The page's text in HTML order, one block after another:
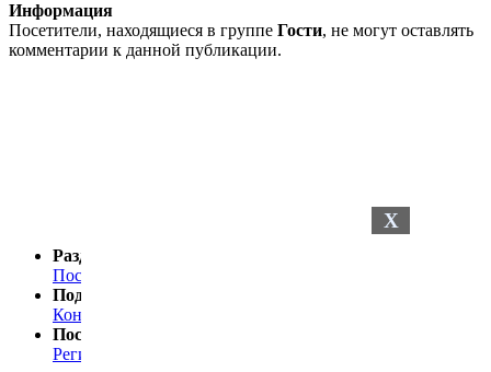
X
Информация
Посетители, находящиеся в группе Гости, не могут оставлять
комментарии к данной публикации.
Разделы сайта
Последние новости
Поддержка
Контакты
Посетителю
Регистрация